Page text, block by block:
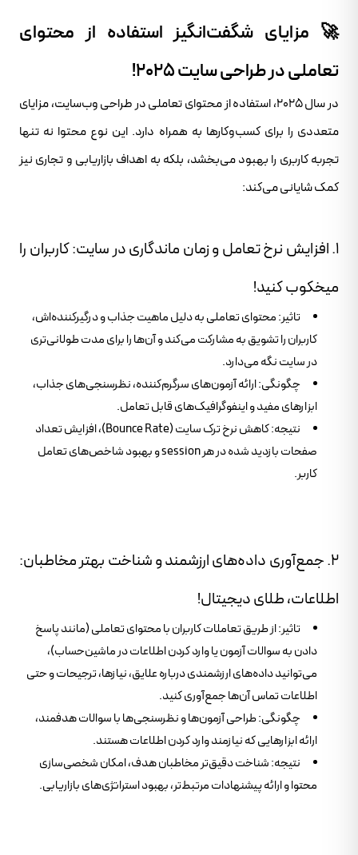
🚀 مزایای شگفت‌انگیز استفاده از محتوای
تعاملی در طراحی سایت ۲۰۲۵!
در سال ۲۰۲۵، استفاده از محتوای تعاملی در طراحی وب‌سایت، مزایای
متعددی را برای کسب‌وکارها به همراه دارد. این نوع محتوا نه تنها
تجربه کاربری را بهبود می‌بخشد، بلکه به اهداف بازاریابی و تجاری نیز
کمک شایانی می‌کند:
۱. افزایش نرخ تعامل و زمان ماندگاری در سایت: کاربران را
میخکوب کنید!
تاثیر: محتوای تعاملی به دلیل ماهیت جذاب و درگیرکننده‌اش،
کاربران را تشویق به مشارکت می‌کند و آن‌ها را برای مدت طولانی‌تری
در سایت نگه می‌دارد.
چگونگی: ارائه آزمون‌های سرگرم‌کننده، نظرسنجی‌های جذاب،
ابزارهای مفید و اینفوگرافیک‌های قابل تعامل.
نتیجه: کاهش نرخ ترک سایت (Bounce Rate)، افزایش تعداد
صفحات بازدید شده در هر session و بهبود شاخص‌های تعامل
کاربر.
۲. جمع‌آوری داده‌های ارزشمند و شناخت بهتر مخاطبان:
اطلاعات، طلای دیجیتال!
تاثیر: از طریق تعاملات کاربران با محتوای تعاملی (مانند پاسخ
دادن به سوالات آزمون یا وارد کردن اطلاعات در ماشین‌حساب)،
می‌توانید داده‌های ارزشمندی درباره علایق، نیازها، ترجیحات و حتی
اطلاعات تماس آن‌ها جمع‌آوری کنید.
چگونگی: طراحی آزمون‌ها و نظرسنجی‌ها با سوالات هدفمند،
ارائه ابزارهایی که نیازمند وارد کردن اطلاعات هستند.
نتیجه: شناخت دقیق‌تر مخاطبان هدف، امکان شخصی‌سازی
محتوا و ارائه پیشنهادات مرتبط‌تر، بهبود استراتژی‌های بازاریابی.